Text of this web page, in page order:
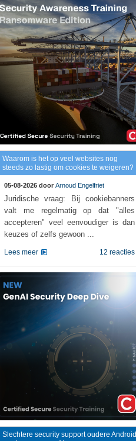
Waarom is het op veel websites nog
steeds zo lastig om cookies te weigeren?
05-08-2026 door Arnoud Engelfriet
Juridische vraag: Bij cookiebanners
valt me regelmatig op dat "alles
accepteren" veel eenvoudiger is dan
keuzes of zelfs gewoon ...
12 reacties
Lees meer
Slechtere security support oudere Android